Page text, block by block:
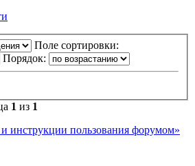
Поле сортировки:
Порядок:
1 из 1
инструкции пользования форумом»